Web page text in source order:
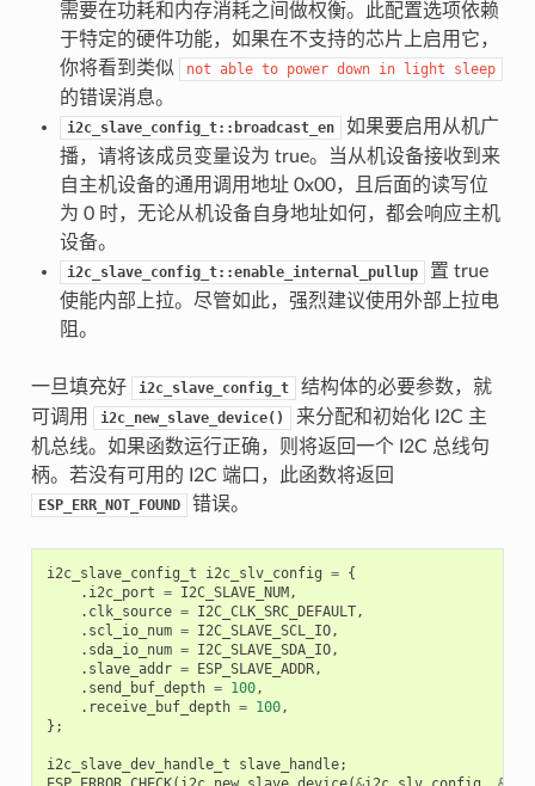
需要在功耗和内存消耗之间做权衡。此配置选项依赖
于特定的硬件功能，如果在不支持的芯片上启用它，
你将看到类似
not able to power down in light sleep
的错误消息。
i2c_slave_config_t::broadcast_en
如果要启用从机广
播，请将该成员变量设为 true。当从机设备接收到来
自主机设备的通用调用地址 0x00，且后面的读写位
为 0 时，无论从机设备自身地址如何，都会响应主机
设备。
i2c_slave_config_t::enable_internal_pullup
置 true
使能内部上拉。尽管如此，强烈建议使用外部上拉电
阻。
一旦填充好 i2c_slave_config_t
结构体的必要参数，就
可调用
i2c_new_slave_device()
来分配和初始化 I2C 主
机总线。如果函数运行正确，则将返回一个 I2C 总线句
柄。若没有可用的 I2C 端口，此函数将返回
ESP_ERR_NOT_FOUND 错误。
i2c_slave_config_t i2c_slv_config = {
. i2c_port = I2C_SLAVE_NUM ,
. clk_source = I2C_CLK_SRC_DEFAULT,
. scl_io_num = I2C_SLAVE_SCL_IO,
. sda_io_num = I2C_SLAVE_SDA_IO,
. slave_addr = ESP_SLAVE_ADDR,
. send_buf_depth = 100,
. receive_buf_depth = 100,
};
i2c_slave_dev_handle_t slave_handle;